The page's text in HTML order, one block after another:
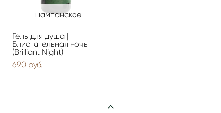
шампанское
Гель для душа |
Блистательная ночь
(Brilliant Night)
690 pуб.